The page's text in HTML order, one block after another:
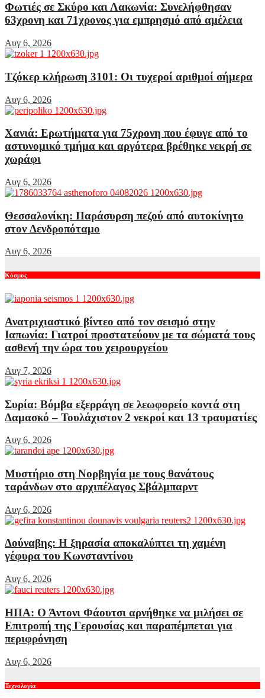
Φωτιές σε Σκύρο και Λακωνία: Συνελήφθησαν
63χρονη και 71χρονος για εμπρησμό από αμέλεια
Αυγ 6, 2026
Τζόκερ κλήρωση 3101: Οι τυχεροί αριθμοί σήμερα
Αυγ 6, 2026
Χανιά: Ερωτήματα για 75χρονη που έφυγε από το
αστυνομικό τμήμα και αργότερα βρέθηκε νεκρή σε
χωράφι
Αυγ 6, 2026
Θεσσαλονίκη: Παράσυρση πεζού από αυτοκίνητο
στον Δενδροπόταμο
Αυγ 6, 2026
Κόσμος
Ανατριχιαστικό βίντεο από τον σεισμό στην
Ιαπωνία: Γιατροί προστατεύουν με τα σώματά τους
ασθενή την ώρα του χειρουργείου
Αυγ 7, 2026
Συρία: Βόμβα εξερράγη σε λεωφορείο κοντά στη
Δαμασκό – Τουλάχιστον 2 νεκροί και 13 τραυματίες
Αυγ 6, 2026
Μυστήριο στη Νορβηγία με τους θανάτους
ταράνδων στο αρχιπέλαγος Σβάλμπαρντ
Αυγ 6, 2026
Δούναβης: Η ξηρασία αποκαλύπτει τη χαμένη
γέφυρα του Κωνσταντίνου
Αυγ 6, 2026
ΗΠΑ: Ο Άντονι Φάουτσι αρνήθηκε να μιλήσει σε
Επιτροπή της Γερουσίας και παραπέμπεται για
περιφρόνηση
Αυγ 6, 2026
Τεχνολογία